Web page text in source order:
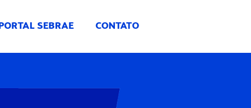
PORTAL SEBRAE CONTATO